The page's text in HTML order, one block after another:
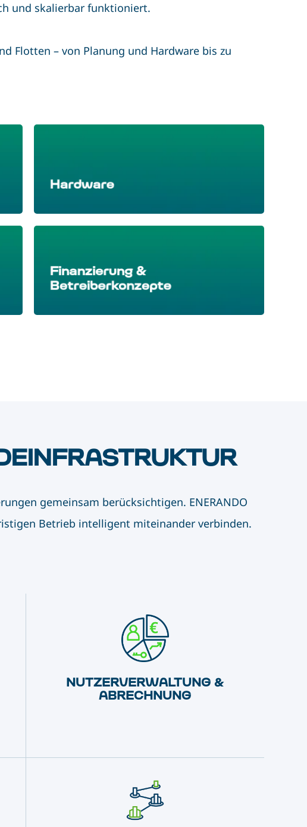
und skalierbar funktioniert.
Flotten – von Planung und Hardware bis zu
Hardware
Finanzierung &
Betreiberkonzepte
gemeinsam berücksichtigen. ENERANDO
Betrieb intelligent miteinander verbinden.
NUTZERVERWALTUNG &
ABRECHNUNG